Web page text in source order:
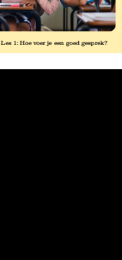
Les 1: Hoe voer je een goed gesprek?